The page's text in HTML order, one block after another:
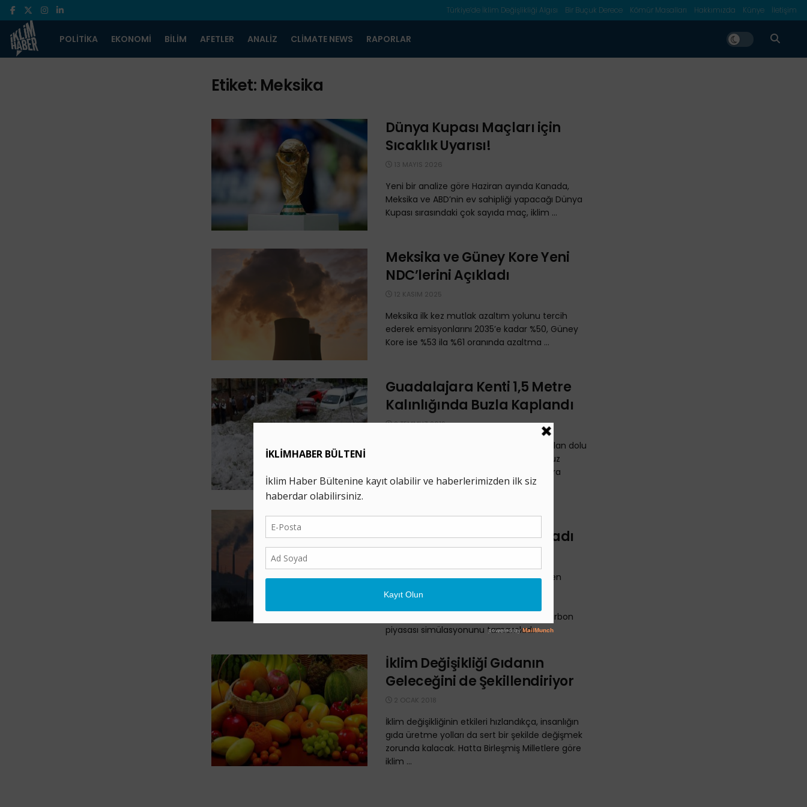
Türkiye’de İklim Değişlikliği Algısı Bir Buçuk Derece Kömür Masalları Hakkımızda Künye İletişim
POLITIKA EKONOMI BILIM AFETLER ANALIZ CLIMATE NEWS RAPORLAR
Etiket: Meksika
Dünya Kupası Maçları için
Sıcaklık Uyarısı!
13 MAYIS 2026
Yeni bir analize göre Haziran ayında Kanada,
Meksika ve ABD’nin ev sahipliği yapacağı Dünya
Kupası sırasındaki çok sayıda maç, iklim ...
Meksika ve Güney Kore Yeni
NDC’lerini Açıkladı
12 KASIM 2025
Meksika ilk kez mutlak azaltım yolunu tercih
ederek emisyonlarını 2035’e kadar %50, Güney
Kore ise %53 ila %61 oranında azaltma ...
Guadalajara Kenti 1,5 Metre
Kalınlığında Buzla Kaplandı
2 TEMMUZ 2019
Meksika'nın Guadalajara kentinde etkili olan dolu
fırtınası kentin altı mahallesini kalın bir buz
tabakasıyla örttü. Meksika’nın Guadalajara
kentinin altı mahallesi ...
Meksika Karbon Piyasası
Simülasyonunu Tamamladı
Meksika, ekonomisinin farklı sektörlerinden
ve ekonomisinden kaynaklı seragazı
emisyonlarının neredeyse %80'ini temsil
eden yaklaşık 100 şirketin dahil olduğu karbon
piyasası simülasyonunu tamamladı. ...
İklim Değişikliği Gıdanın
Geleceğini de Şekillendiriyor
2 OCAK 2018
İklim değişikliğinin etkileri hızlandıkça, insanlığın
gıda üretme yolları da sert bir şekilde değişmek
zorunda kalacak. Hatta Birleşmiş Milletlere göre
iklim ...